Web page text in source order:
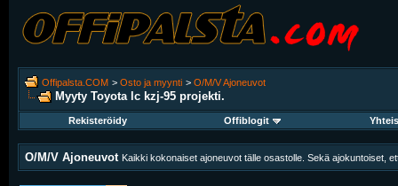
Offipalsta.COM > Osto ja myynti > O/M/V Ajoneuvot
Myyty Toyota lc kzj-95 projekti.
Rekisteröidy Offiblogit
O/M/V Ajoneuvot Kaikki kokonaiset ajoneuvot tälle osastolle. Sekä ajokuntoiset,